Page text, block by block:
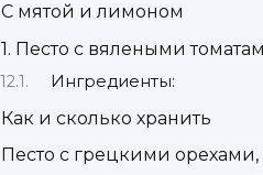
С мятой и лимоном
1. Песто с вялеными
Ингредиенты:
Как и сколько хранить
Песто с грецкими